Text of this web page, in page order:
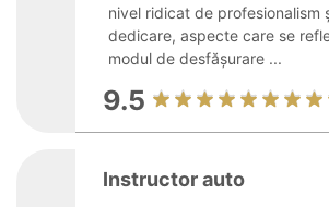
nivel ridicat de profesionalism
dedicare, aspecte care se
modul de desfășurare ...
9.5
Instructor auto